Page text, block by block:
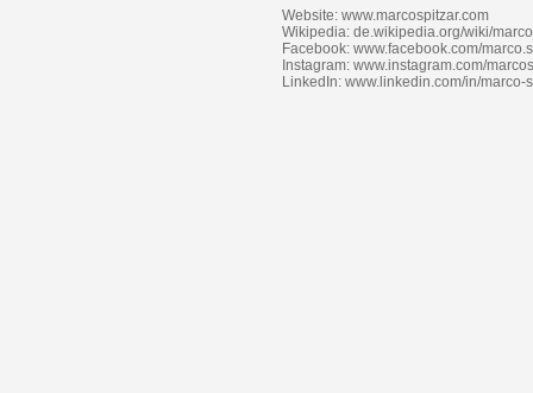
Website: www.marcospitzar.com
Wikipedia: de.wikipedia.org/wiki/
Facebook: www.facebook.com/
Instagram: www.instagram.com/
LinkedIn: www.linkedin.com/in/marco-